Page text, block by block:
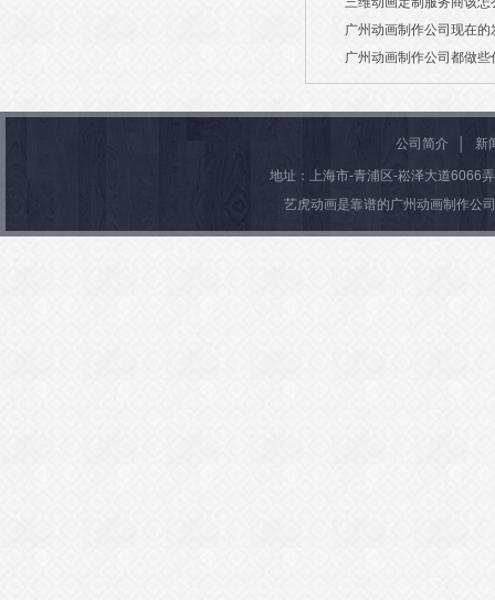
2026/03/19
2026/03/13
广州动画制作公司现在的
2026/03/06
广州动画制作公司都做些
2026/03/04
公司简介 新
地址：上海市-青浦区-崧泽大道6066
艺虎动画是靠谱的广州动画制作公